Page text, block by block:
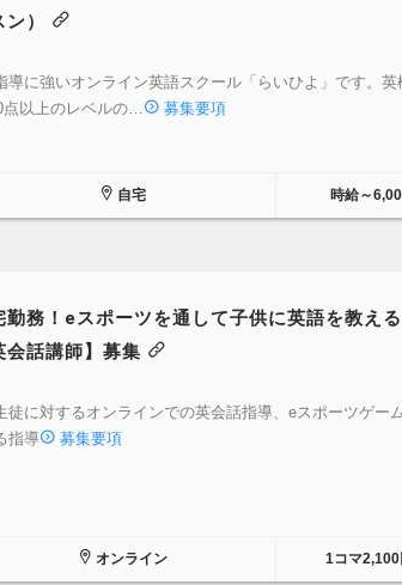
）
導に強いオンライン英語スクール「らいひよ」です。英
点以上のレベルの…
募集要項
自宅 時給～
勤務！eスポーツを通して子供に英語を教え
会話講師】募集
徒に対するオンラインでの英会話指導、eスポーツゲー
指導
募集要項
オンライン 1コマ